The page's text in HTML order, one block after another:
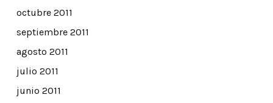
octubre 2011
septiembre 2011
agosto 2011
julio 2011
junio 2011